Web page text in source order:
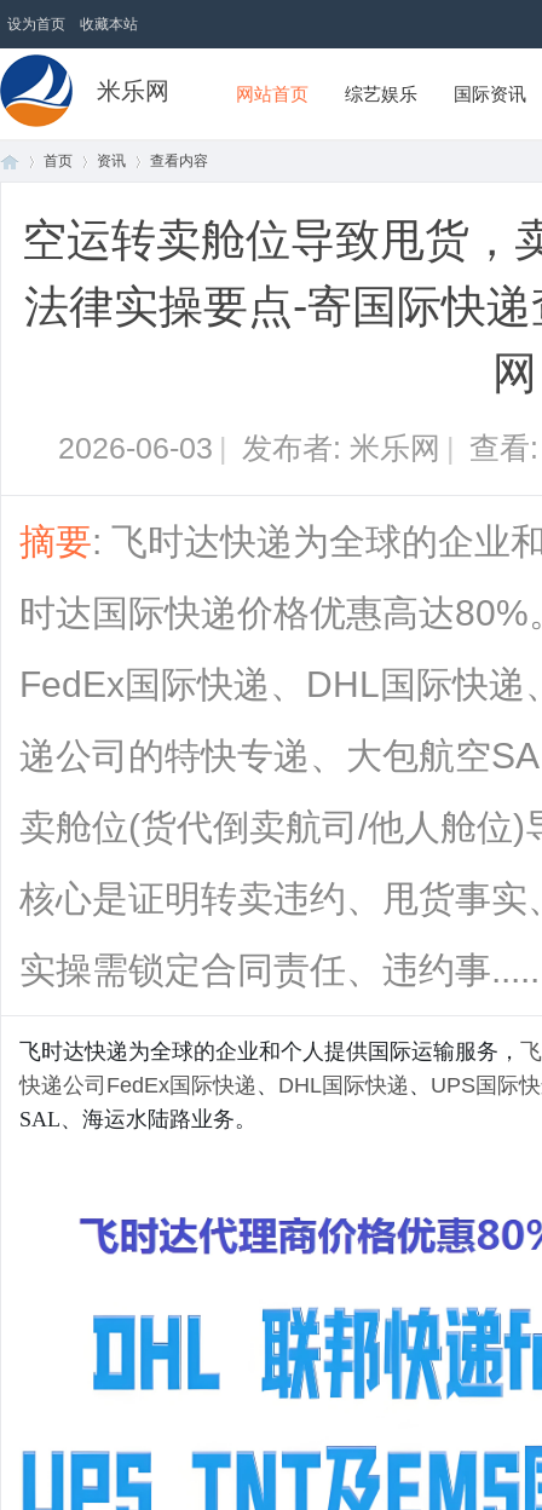
设为首页 收藏本站
米乐网 网站首页 综艺娱乐 国际资讯
首页 资讯 查看内容
空运转卖舱位导致甩货，
法律实操要点-寄国际快
网
2026-06-03 | 发布者: 米乐网 | 查
摘要: 飞时达快递为全球的企业
时达国际快递价格优惠高达
FedEx国际快递、DHL国际快
递公司的特快专递、大包航空
卖舱位(货代倒卖航司/他人舱位
核心是证明转卖违约、甩货事
实操需锁定合同责任、违约事
飞时达快递为全球的企业和个人提供国际运输服务，
快递公司 FedEx国际快递 、 DHL国际快递 、 UPS国际
SAL、海运水陆路业务。